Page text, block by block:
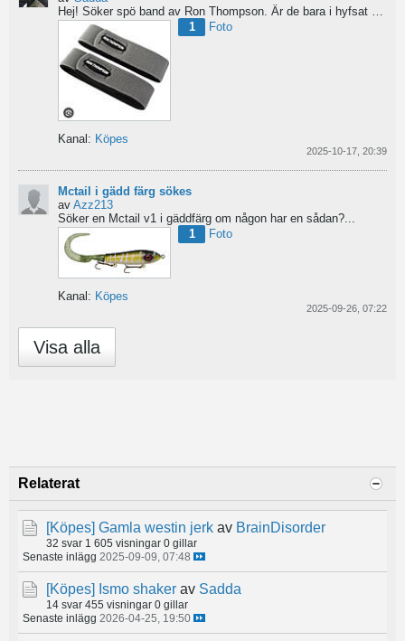
Hej! Söker spö band av Ron Thompson. Är de bara i hyfsat skick så köper jag gärna ett par....
1
Foto
Kanal: Köpes
2025-10-17, 20:39
Mctail i gädd färg sökes
av Azz213
Söker en Mctail v1 i gäddfärg om någon har en sådan?...
1
Foto
Kanal: Köpes
2025-09-26, 07:22
Visa alla
Relaterat
[Köpes] Gamla westin jerk av BrainDisorder
32 svar 1 605 visningar 0 gillar
Senaste inlägg 2025-09-09, 07:48
[Köpes] Ismo shaker av Sadda
14 svar 455 visningar 0 gillar
Senaste inlägg 2026-04-25, 19:50